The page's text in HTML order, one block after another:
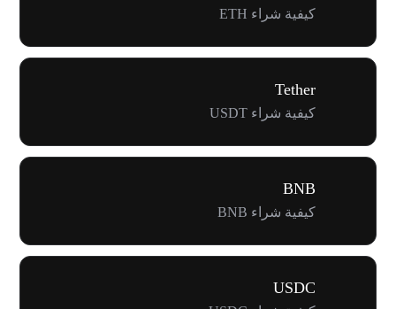
كيفية شراء ETH
Tether
كيفية شراء USDT
BNB
كيفية شراء BNB
USDC